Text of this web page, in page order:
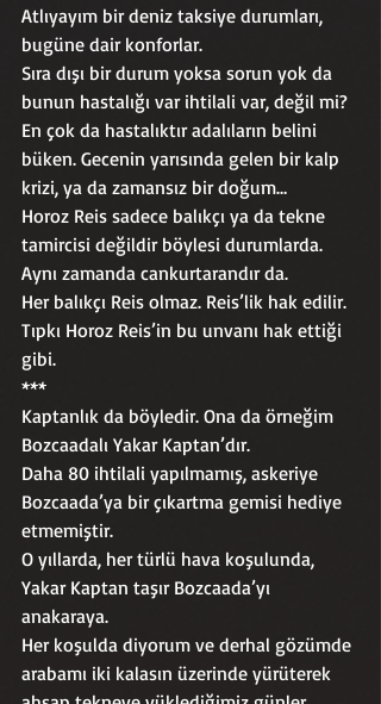
Atlıyayım bir deniz taksiye durumları,
bugüne dair konforlar.
Sıra dışı bir durum yoksa sorun yok da
bunun hastalığı var ihtilali var, değil mi?
En çok da hastalıktır adalıların belini
büken. Gecenin yarısında gelen bir kalp
krizi, ya da zamansız bir doğum…
Horoz Reis sadece balıkçı ya da tekne
tamircisi değildir böylesi durumlarda.
Aynı zamanda cankurtarandır da.
Her balıkçı Reis olmaz. Reis’lik hak edilir.
Tıpkı Horoz Reis’in bu unvanı hak ettiği
gibi.
***
Kaptanlık da böyledir. Ona da örneğim
Bozcaadalı Yakar Kaptan’dır.
Daha 80 ihtilali yapılmamış, askeriye
Bozcaada’ya bir çıkartma gemisi hediye
etmemiştir.
O yıllarda, her türlü hava koşulunda,
Yakar Kaptan taşır Bozcaada’yı
anakaraya.
Her koşulda diyorum ve derhal gözümde
arabamı iki kalasın üzerinde yürüterek